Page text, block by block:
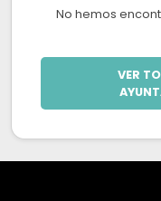
No hemos
VER